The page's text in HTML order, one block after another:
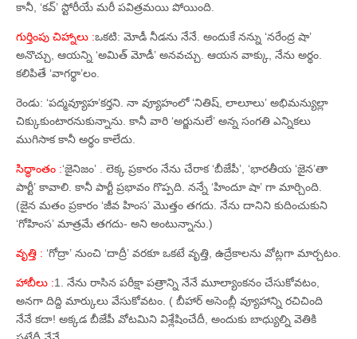
కానీ, ‘కవ్‌’ స్టోరీయే మరీ పవిత్రమయి పోయింది.
గుర్తింపు చిహ్నాలు :ఒకటి: మోడీ నీడను నేనే. అందుకే నన్ను ‘నరేంద్ర షా’
అనొచ్చు, ఆయన్ని ‘అమిత్‌ మోడీ’ అనవచ్చు. ఆయన వాక్కు, నేను అర్థం.
కలిపితే ‘వాగర్థా’లం.
రెండు: ‘పద్మవ్యూహ’కర్తని. నా వ్యూహంలో ‘నితిష్‌, లాలూలు’ అభిమన్యుల్లా
చిక్కుకుంటారనుకున్నాను. కానీ వారి ‘అర్జునులే’ అన్న సంగతి ఎన్నికలు
ముగిసాక కానీ అర్థం కాలేదు.
సిధ్ధాంతం :‘జైనిజం’ . లెక్క ప్రకారం నేను చేరాక ‘బీజేపీ’, ‘భారతీయ ‘జైన’తా
పార్టీ’ కావాలి. కానీ పార్టీ ప్రభావం గొప్పది. నన్నే ‘హిందూ షా’ గా మార్చింది.
(జైన మతం ప్రకారం ‘జీవ హింస’ మొత్తం తగదు. నేను దానిని కుదించుకుని
‘గోహింస’ మాత్రమే తగదు- అని అంటున్నాను.)
వృత్తి : ‘గోద్రా’ నుంచి ‘దాద్రీ’ వరకూ ఒకటే వృత్తి, ఉద్రేకాలను వోట్లగా మార్చటం.
హాబీలు :1. నేను రాసిన పరీక్షా పత్రాన్ని నేనే మూల్యాంకనం చేసుకోవటం,
అనగా దిద్ది మార్కులు వేసుకోవటం. ( బీహార్‌ అసెంబ్లీ వ్యూహాన్ని రచిచింది
నేనే కదా! అక్కడ బీజేపీ వోటమిని విశ్లేషించేదీ, అందుకు బాధ్యుల్ని వెతికి